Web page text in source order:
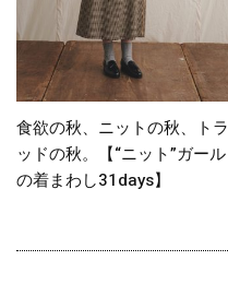
食欲の秋、ニットの秋、トラ
ッドの秋。【“ニット”ガール
の着まわし31days】